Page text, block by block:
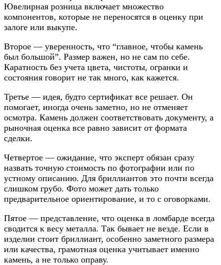
Ювелирная розница включает множество
компонентов, которые не переносятся в оценку при
залоге или выкупе.
Второе — уверенность, что “главное, чтобы камень
был большой”. Размер важен, но не сам по себе.
Каратность без учета цвета, чистоты, огранки и
состояния говорит не так много, как кажется.
Третье — идея, будто сертификат все решает. Он
помогает, иногда очень заметно, но не отменяет
осмотра. Камень должен соответствовать документу, а
рыночная оценка все равно зависит от формата
сделки.
Четвертое — ожидание, что эксперт обязан сразу
назвать точную стоимость по фотографии или по
устному описанию. Для бриллиантов это почти всегда
слишком грубо. Фото может дать только
предварительное ориентирование, и то с оговорками.
Пятое — представление, что оценка в ломбарде всегда
сводится к весу металла. Так бывает не везде. Если в
изделии стоит бриллиант, особенно заметного размера
или качества, грамотная оценка учитывает именно
камень, а не только оправу.